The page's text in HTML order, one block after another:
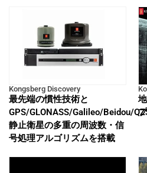
Kongsberg Discovery
最先端の慣性技術と
GPS/GLONASS/Galileo/Beidou/
静止衛星の多重の周波数・信
号処理アルゴリズムを搭載